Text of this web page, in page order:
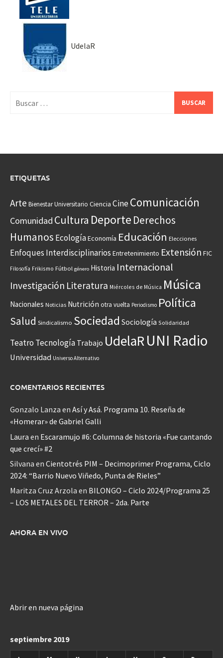
UdelaR
ETIQUETAS
Arte Bienestar Universitario Ciencia CineComunicación
Comunidad Cultura Deporte Derechos
Humanos EcologíaEconomía Educación Elecciones
Enfoques Interdisciplinarios Entretenimiento Extensión FIC
Filosofía Frikismo Fútbol género Historia Internacional
Investigación Literatura Miércoles de Música Música
Nacionales Noticias Nutrición otra vuelta Periodismo Política
Salud Sindicalismo Sociedad Sociología Solidaridad
Teatro Tecnología Trabajo UdelaRUNI Radio
Universidad Universo Alternativo
COMENTARIOS RECIENTES
Gonzalo Lanza en Así y Asá. Programa 10. Reseña de
«Homerar» de Gabriel Galli
Laura en Escaramujo #6: Columna de historia «Fue cantando
que crecí» #2
Silvana en Cientotrés PIM – Decimoprimer Programa, Ciclo
2024: “Barrio Nuevo Viñedo, Punta de Rieles”
Maritza Cruz Arzola en BILONGO – Ciclo 2024/Programa 25
– LOS METALES DEL TERROR – 2da. Parte
AHORA EN VIVO
Abrir en nueva página
septiembre 2019